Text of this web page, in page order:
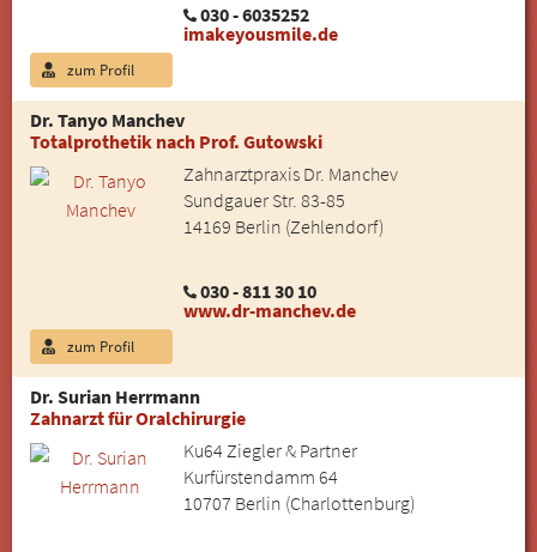
030 - 6035252
imakeyousmile.de
zum Profil
Dr. Tanyo Manchev
Totalprothetik nach Prof. Gutowski
Zahnarztpraxis Dr. Manchev
Sundgauer Str. 83-85
14169 Berlin (Zehlendorf)
030 - 811 30 10
www.dr-manchev.de
zum Profil
Dr. Surian Herrmann
Zahnarzt für Oralchirurgie
Ku64 Ziegler & Partner
Kurfürstendamm 64
10707 Berlin (Charlottenburg)